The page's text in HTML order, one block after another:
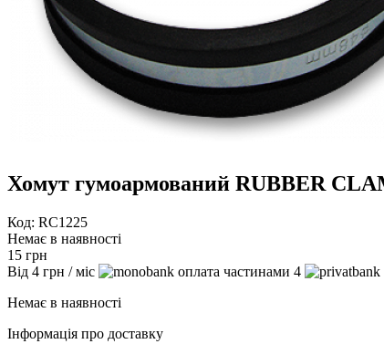
Хомут гумоармований RUBBER
Код: RC1225
Немає в наявності
15 грн
Від 4 грн / міс 4
Немає в наявності
Інформація про доставку